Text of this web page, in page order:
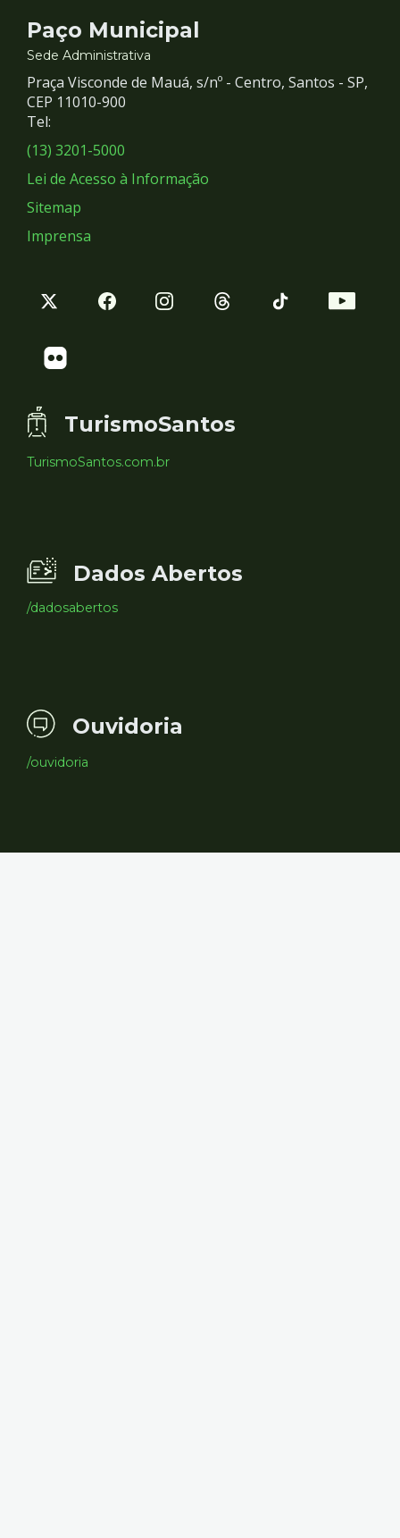
Contato
e
Redes
Sociais
Paço Municipal
Sede Administrativa
Praça Visconde de Mauá, s/nº - Centro, Santos - SP,
CEP 11010-900
Tel:
(13) 3201-5000
Lei de Acesso à Informação
Sitemap
Imprensa
TurismoSantos
TurismoSantos.com.br
Dados Abertos
/dadosabertos
Ouvidoria
/ouvidoria